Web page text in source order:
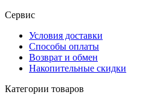
Сервис
Условия доставки
Способы оплаты
Возврат и обмен
Накопительные скидки
Категории товаров